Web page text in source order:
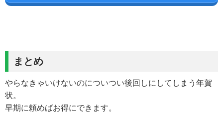
まとめ
やらなきゃいけないのについつい後回しにしてしまう年賀
状。
早期に頼めばお得にできます。